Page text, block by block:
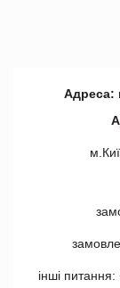
Адреса:
інші